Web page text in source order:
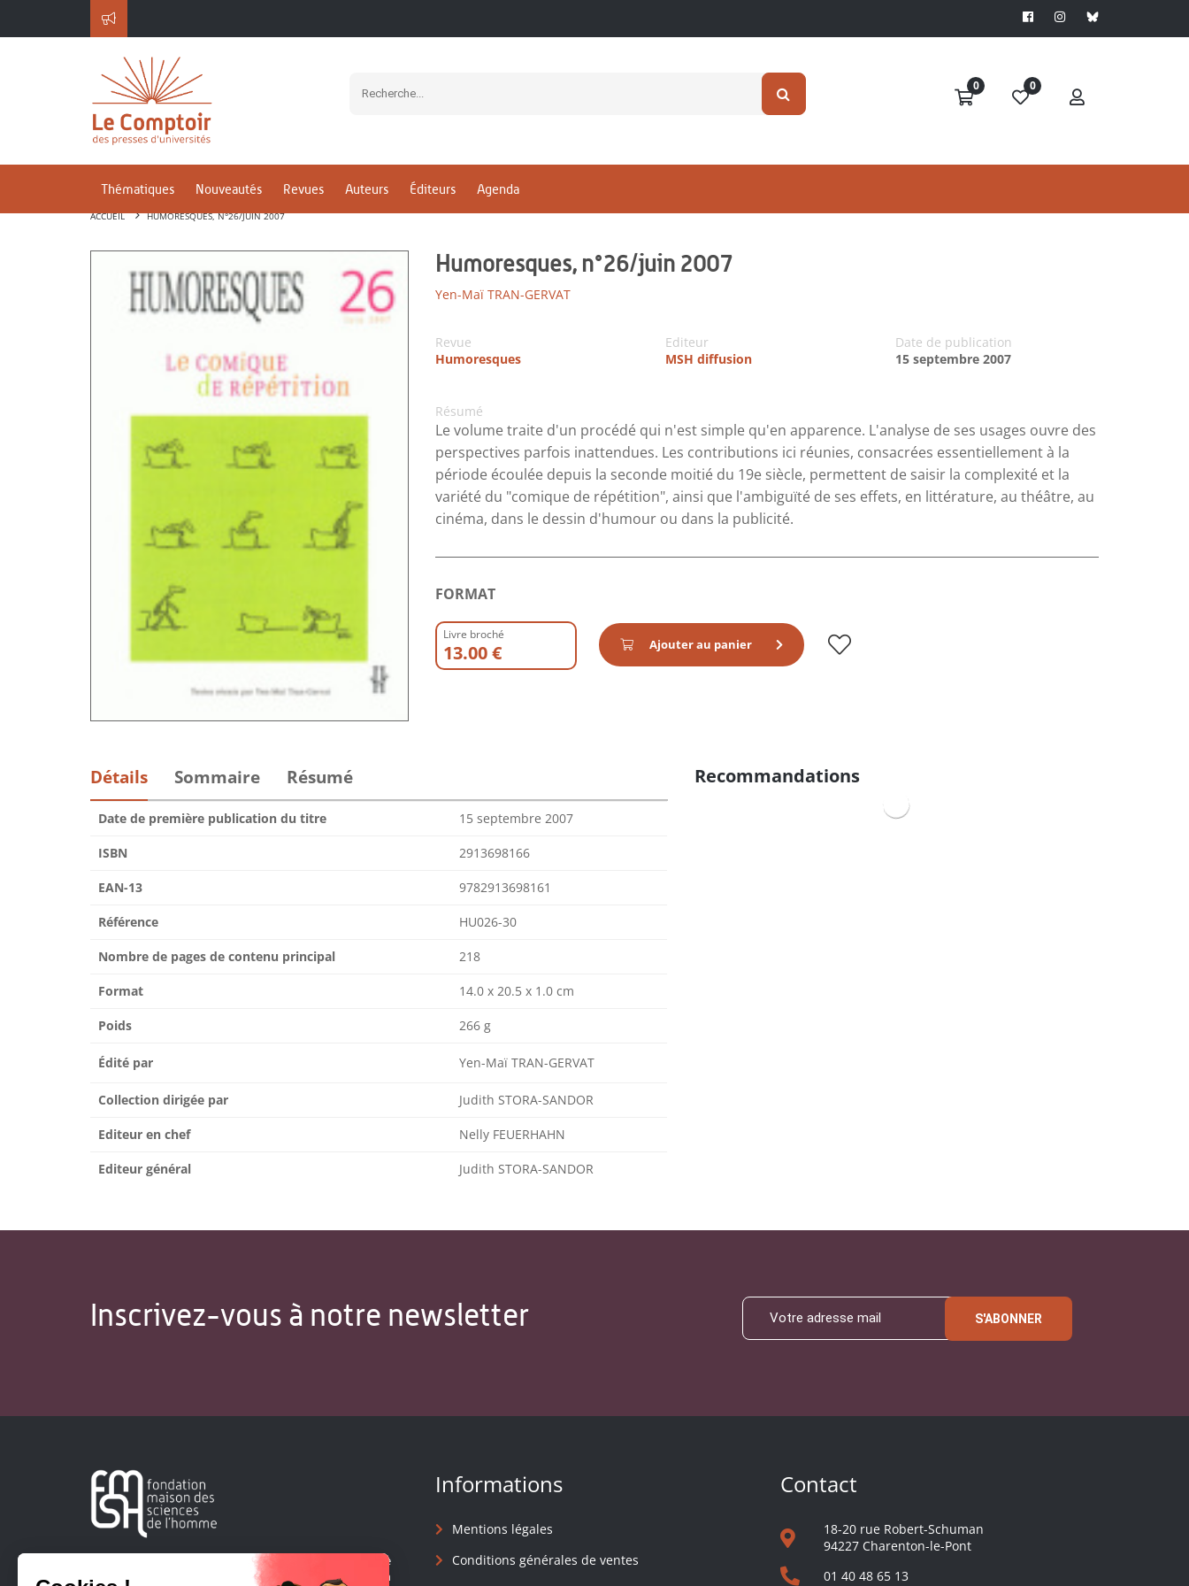
0 0
Thématiques Nouveautés Revues Auteurs Éditeurs Agenda
ACCUEIL HUMORESQUES, N°26/JUIN 2007
Humoresques, n°26/juin 2007
Yen-Maï TRAN-GERVAT
Revue
Humoresques
Editeur
MSH diffusion
Date de publication
15 septembre 2007
Résumé
Le volume traite d'un procédé qui n'est simple qu'en apparence. L'analyse de ses usages ouvre des
perspectives parfois inattendues. Les contributions ici réunies, consacrées essentiellement à la
période écoulée depuis la seconde moitié du 19e siècle, permettent de saisir la complexité et la
variété du "comique de répétition", ainsi que l'ambiguïté de ses effets, en littérature, au théâtre, au
cinéma, dans le dessin d'humour ou dans la publicité.
FORMAT
Livre broché
13.00 € Ajouter au panier
Détails Sommaire Résumé
Date de première publication du titre 15 septembre 2007
ISBN 2913698166
EAN-13 9782913698161
Référence HU026-30
Nombre de pages de contenu principal 218
Format 14.0 x 20.5 x 1.0 cm
Poids 266 g
Édité par Yen-Maï TRAN-GERVAT
Collection dirigée par Judith STORA-SANDOR
Editeur en chef Nelly FEUERHAHN
Editeur général Judith STORA-SANDOR
Recommandations
Inscrivez-vous à notre newsletter S'ABONNER
Créée en 1963, la Fondation Maison Sciences de l'Homme
soutient la recherche et la diffusion des connaissances en
Informations
Mentions légales
Conditions générales de ventes
Contact
18-20 rue Robert-Schuman
94227 Charenton-le-Pont
01 40 48 65 13